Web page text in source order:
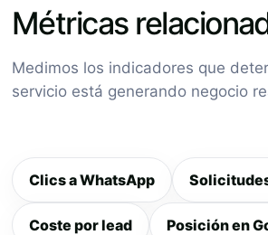
Métricas
Medimos los indicadores que
servicio está generando negocio
Clics a WhatsApp
Coste por lead Posición en